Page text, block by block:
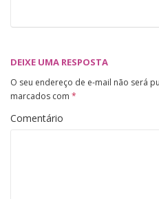
DEIXE UMA RESPOSTA
O seu endereço de e-mail não será
marcados com *
Comentário